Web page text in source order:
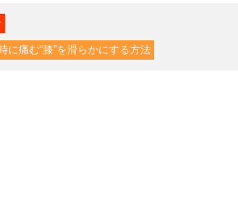
に痛む“膝”を滑らかにする方法